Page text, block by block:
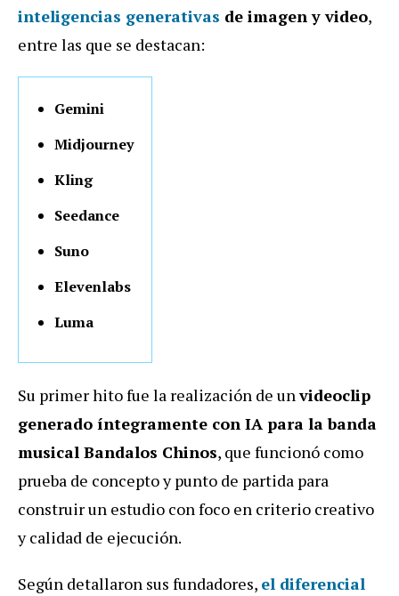
inteligencias generativas de imagen y video,
entre las que se destacan:
Gemini
Midjourney
Kling
Seedance
Suno
Elevenlabs
Luma
Su primer hito fue la realización de unvideoclip
generado íntegramente con IA para la banda
musical Bandalos Chinos, que funcionó como
prueba de concepto y punto de partida para
construir un estudio con foco en criterio creativo
y calidad de ejecución.
Según detallaron sus fundadores, el diferencial